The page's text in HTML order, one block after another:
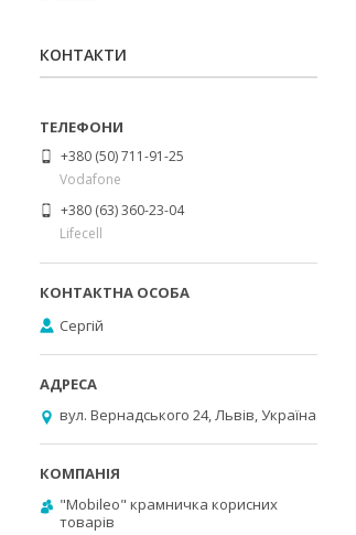
КОНТАКТИ
+380 (50) 711-91-25
Vodafone
+380 (63) 360-23-04
Lifecell
Сергій
вул. Вернадського 24, Львів, Україна
"Mobileo" крамничка корисних
товарів